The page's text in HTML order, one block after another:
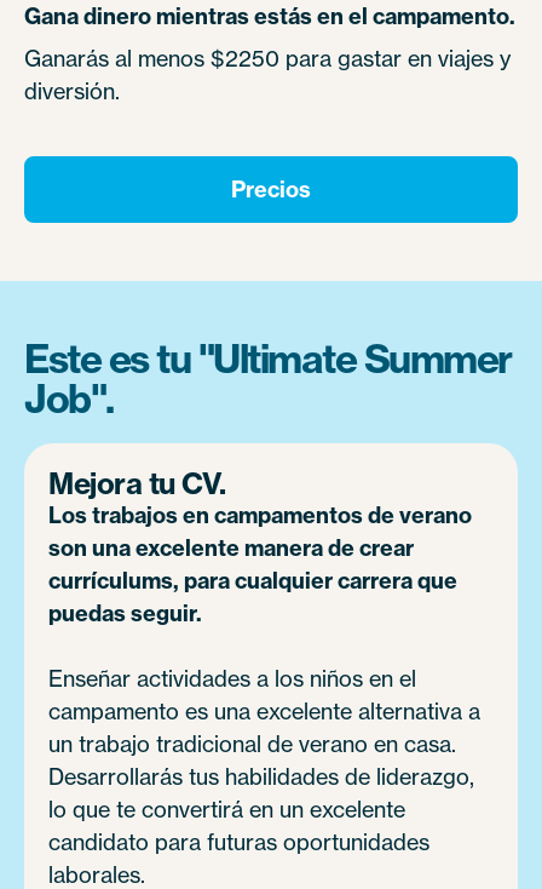
Gana dinero mientras estás en el campamento.
Ganarás al menos $2250 para gastar en viajes y
diversión.
Precios
Este es tu "Ultimate Summer
Job".
Mejora tu CV.
Los trabajos en campamentos de verano
son una excelente manera de crear
currículums, para cualquier carrera que
puedas seguir.
Enseñar actividades a los niños en el
campamento es una excelente alternativa a
un trabajo tradicional de verano en casa.
Desarrollarás tus habilidades de liderazgo,
lo que te convertirá en un excelente
candidato para futuras oportunidades
laborales.